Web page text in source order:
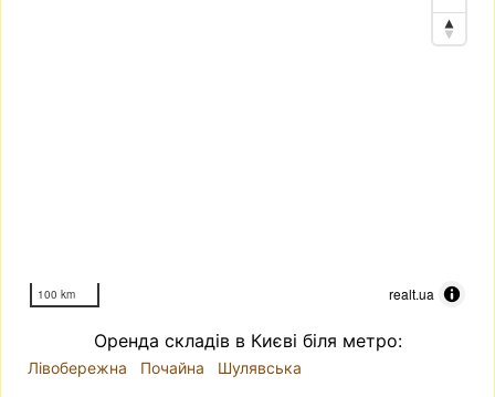
100 km realt.ua
Оренда складів в Києві біля метро:
Лівобережна Почайна Шулявська